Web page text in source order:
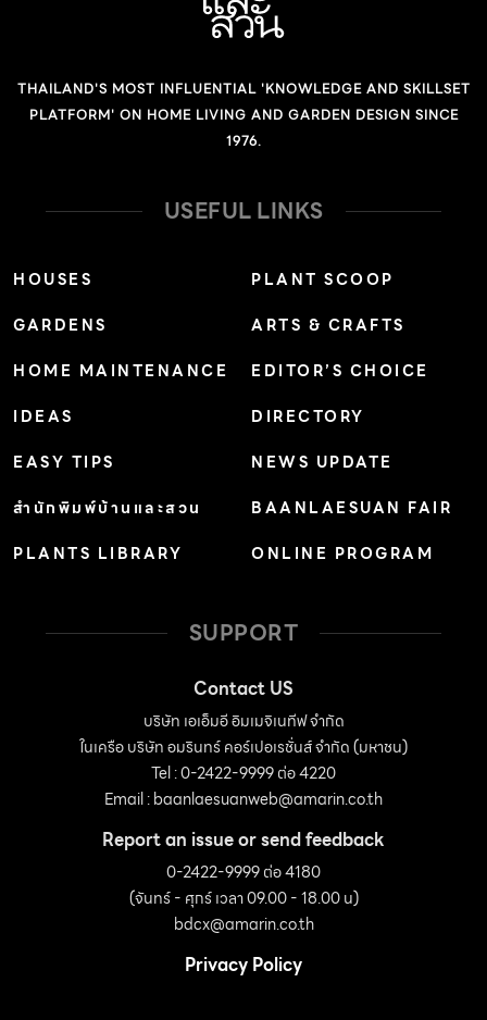
เลือกตั้งแต่ก่อนก่อสร้างบ้าน เพราะต้องออกแบบฝ้าเพดาน
ต่อบีทียูแพงกว่าประเภทอื่น แบบตู้ตั้งพื้น เหมาะกับพื้นที่มีคน
หนาแน่น ห้องประชุม หรือห้องโถงขนาดใหญ่ มีประสิทธิภาพ
THAILAND'S MOST INFLUENTIAL 'KNOWLEDGE AND SKILLSET
PLATFORM' ON HOME LIVING AND GARDEN DESIGN SINCE
1976.
USEFUL LINKS
HOUSES
GARDENS
HOME MAINTENANCE
IDEAS
EASY TIPS
สำนักพิมพ์บ้านและสวน
PLANTS LIBRARY
PLANT SCOOP
ARTS & CRAFTS
EDITOR’S CHOICE
DIRECTORY
NEWS UPDATE
BAANLAESUAN FAIR
ONLINE PROGRAM
SUPPORT
Contact US
บริษัท เอเอ็มอี อิมเมจิเนทีฟ จำกัด
ในเครือ บริษัท อมรินทร์ คอร์เปอเรชั่นส์ จำกัด (มหาชน)
Tel : 0-2422-9999 ต่อ 4220
Email :baanlaesuanweb@amarin.co.th
Report an issue or send feedback
0-2422-9999 ต่อ 4180
(จันทร์ - ศุกร์ เวลา 09.00 - 18.00 น)
bdcx@amarin.co.th
Privacy Policy